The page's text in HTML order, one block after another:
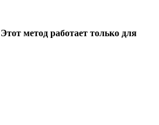
метод работает только для